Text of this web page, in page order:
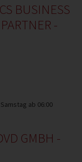
BUSINESS
-
ab 06:00
GMBH -